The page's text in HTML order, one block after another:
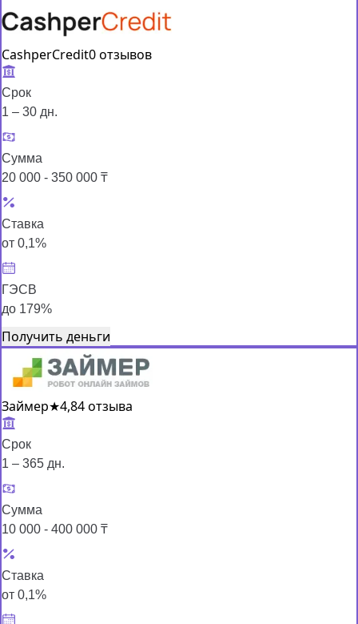
CashperCredit0 отзывов
Срок
1 – 30 дн.
Сумма
20 000 - 350 000 ₸
Ставка
от 0,1%
ГЭСВ
до 179%
Получить деньги
Займер★4,84 отзыва
Срок
1 – 365 дн.
Сумма
10 000 - 400 000 ₸
Ставка
от 0,1%